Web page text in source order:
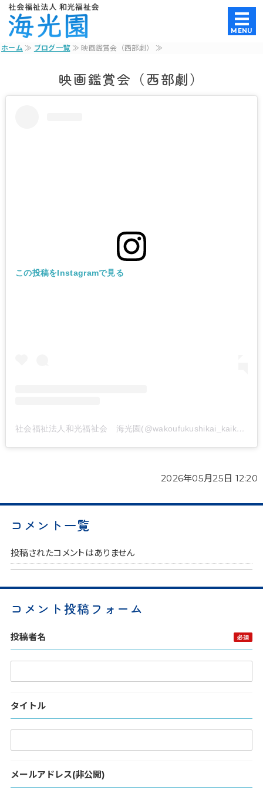
養護老人ホーム｜社会福祉法人和
MENU
ホーム≫ ブログ一覧≫ 映画鑑賞会（西部劇） ≫
映画鑑賞会（西部劇）
この投稿をInstagramで見る
社会福祉法人和光福祉会 海光園(@wakoufukushikai_kaikouen)がシェアした投稿
2026年05月25日 12:20
コメント一覧
投稿されたコメントはありません
コメント投稿フォーム
投稿者名
タイトル
メールアドレス(非公開)